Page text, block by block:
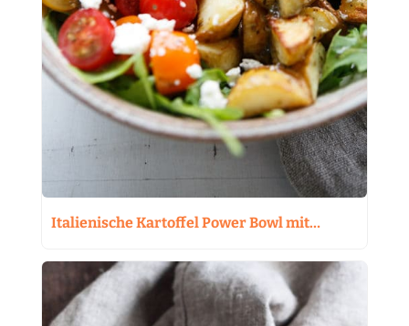
Italienische Kartoffel Power Bowl mit…